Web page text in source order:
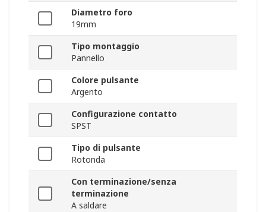
Diametro foro
19mm
Tipo montaggio
Pannello
Colore pulsante
Argento
Configurazione contatto
SPST
Tipo di pulsante
Rotonda
Con terminazione/senza
terminazione
A saldare